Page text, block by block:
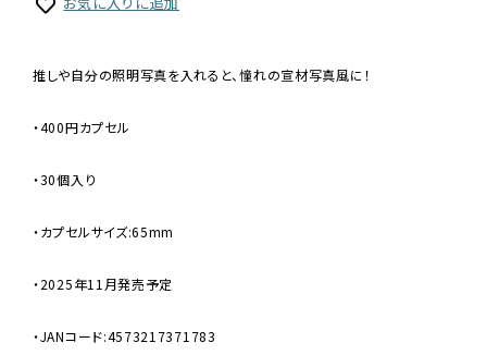
推しや自分の照明写真を入れると、憧れの宣材写真風に！
・400円カプセル
・30個入り
・カプセルサイズ:65mm
・2025年11月発売予定
・JANコード:4573217371783